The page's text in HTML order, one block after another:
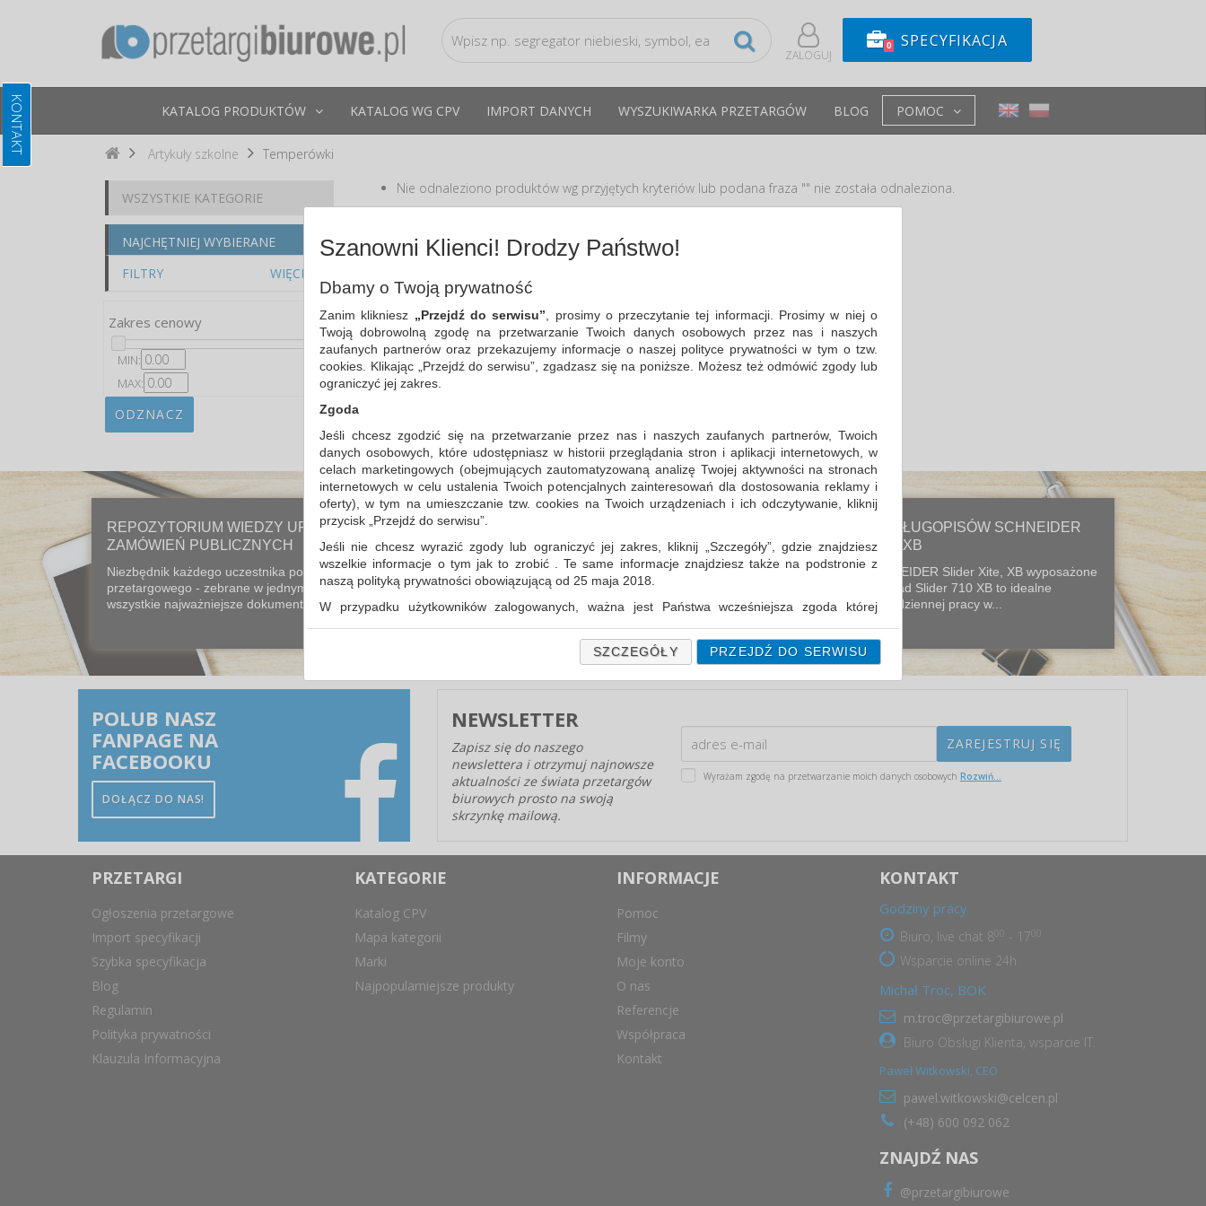
ZALOGUJ
0 SPECYFIKACJA
KATALOG PRODUKTÓW KATALOG WG CPV IMPORT DANYCH WYSZUKIWARKA PRZETARGÓW BLOG POMOC
Artykuły szkolne Temperówki
WSZYSTKIE KATEGORIE
NAJCHĘTNIEJ WYBIERANE
FILTRY
WIĘCEJ
Zakres cenowy
MIN:
MAX:
ODZNACZ
Nie odnaleziono produktów wg przyjętych kryteriów lub podana fraza "" nie została odnaleziona.
Podpowiedzi
Zmień kryteria wyszukiwania zaznaczając inne filtry i wyszukaj ponownie
Sprawdź, czy wszystkie słowa zostały poprawnie napisane.
Spróbuj użyć innych słów kluczowych.
REPOZYTORIUM WIEDZY URZĘDU
ZAMÓWIEŃ PUBLICZNYCH
Niezbędnik każdego uczestnika postępowania
przetargowego - zebrane w jednym miejscu
wszystkie najważniejsze dokumenty prawne...
GWARANCJA CENY ARTYKUŁÓW
BIUROWYCH - PĘTLA NA SZYI?
W postępowaniach przetargowych podanie
najniższej ceny jest w dalszym ciągu głównym, a
często jedynym kryterium...
NOWA LINIA DŁUGOPISÓW SCHNEIDER
SLIDER XITE, XB
Długopisy SCHNEIDER Slider Xite, XB wyposażone
w wymienny wkład Slider 710 XB to idealne
narzędzie do codziennej pracy w...
POLUB NASZ
FANPAGE NA
FACEBOOKU
DOŁĄCZ DO NAS!
NEWSLETTER
Zapisz się do naszego
newslettera i otrzymuj najnowsze
aktualności ze świata przetargów
biurowych prosto na swoją
skrzynkę mailową.
Wyrażam zgodę na przetwarzanie moich danych osobowych Rozwiń...
PRZETARGI
Ogłoszenia przetargowe
Import specyfikacji
Szybka specyfikacja
Blog
Regulamin
Polityka prywatności
Klauzula Informacyjna
KATEGORIE
Katalog CPV
Mapa kategorii
Marki
Najpopularniejsze produkty
INFORMACJE
Pomoc
Filmy
Moje konto
O nas
Referencje
Współpraca
Kontakt
KONTAKT
Godziny pracy
Biuro, live chat 8 - 17
Wsparcie online 24h
Michał Troc, BOK
m.troc@przetargibiurowe.pl
Biuro Obsługi Klienta, wsparcie IT.
Paweł Witkowski, CEO
pawel.witkowski@celcen.pl
(+48) 600 092 062
ZNAJDŹ NAS
@przetargibiurowe
Szanowni Klienci! Drodzy Państwo!
Dbamy o Twoją prywatność
Zanim klikniesz „Przejdź do serwisu” , prosimy o przeczytanie tej informacji. Prosimy w niej o
Twoją dobrowolną zgodę na przetwarzanie Twoich danych osobowych przez nas i naszych
zaufanych partnerów oraz przekazujemy informacje o naszej polityce prywatności w tym o tzw.
cookies. Klikając „Przejdź do serwisu”, zgadzasz się na poniższe. Możesz też odmówić zgody lub
ograniczyć jej zakres.
Zgoda
Jeśli chcesz zgodzić się na przetwarzanie przez nas i naszych zaufanych partnerów, Twoich
danych osobowych, które udostępniasz w historii przeglądania stron i aplikacji internetowych, w
celach marketingowych (obejmujących zautomatyzowaną analizę Twojej aktywności na stronach
internetowych w celu ustalenia Twoich potencjalnych zainteresowań dla dostosowania reklamy i
oferty), w tym na umieszczanie tzw. cookies na Twoich urządzeniach i ich odczytywanie, kliknij
przycisk „Przejdź do serwisu”.
Jeśli nie chcesz wyrazić zgody lub ograniczyć jej zakres, kliknij „Szczegóły”, gdzie znajdziesz
wszelkie informacje o tym jak to zrobić . Te same informacje znajdziesz także na podstronie z
naszą polityką prywatności obowiązującą od 25 maja 2018.
W przypadku użytkowników zalogowanych, ważna jest Państwa wcześniejsza zgoda której
Klauzula Informacyjna (rozwiń)
Lista Zaufanych Partnerów (rozwiń)
SZCZEGÓŁY PRZEJDŹ DO SERWISU